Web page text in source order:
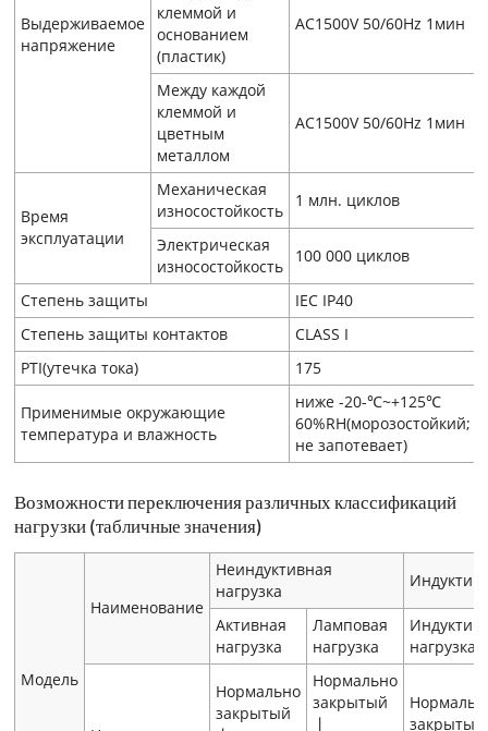
Выдерживаемое
напряжение
клеммой и
основанием
(пластик)
AC1500V 50/60Hz 1мин
Между каждой
клеммой и
цветным
металлом
AC1500V 50/60Hz 1мин
Время
эксплуатации
Механическая
износостойкость
1 млн. циклов
Электрическая
износостойкость
100 000 циклов
Степень защиты
IEC IP40
Степень защиты контактов
CLASS I
PTI(утечка тока)
175
Применимые окружающие
температура и влажность
ниже -20-℃~+125℃
60%RH(морозостойкий;
не запотевает)
Возможности переключения различных классификаций
нагрузки (табличные значения)
Модель
Наименование
Неиндуктивная
нагрузка
Активная
нагрузка
Ламповая
нагрузка
нагрузка
Нормально
закрытый
Нормально
закрытый
丨
закрытый